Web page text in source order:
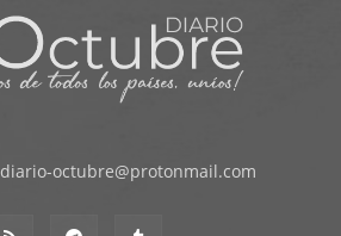
diario-octubre@protonmail.com